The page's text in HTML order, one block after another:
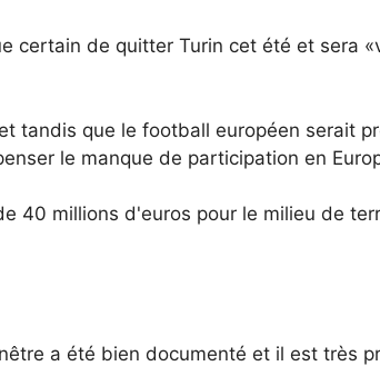
certain de quitter Turin cet été et sera
tandis que le football européen serait
le manque de participation en
40 millions d'euros pour le milieu de
a été bien documenté et il est très